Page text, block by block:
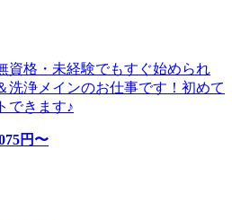
資格・未経験でもすぐ始められ
洗浄メインのお仕事です！初めて
できます♪
円〜